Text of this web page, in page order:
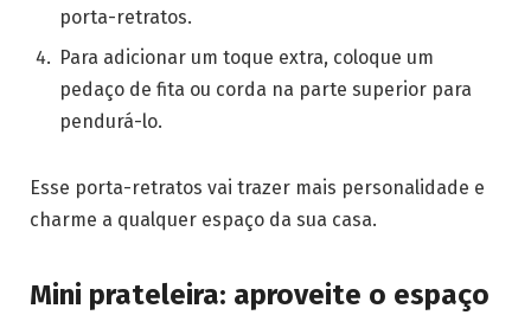
porta-retratos.
Para adicionar um toque extra, coloque um
pedaço de fita ou corda na parte superior para
pendurá-lo.
Esse porta-retratos vai trazer mais personalidade e
charme a qualquer espaço da sua casa.
Mini prateleira: aproveite o espaço